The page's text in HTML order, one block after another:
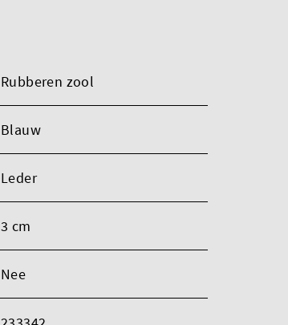
Rubberen zool
Blauw
Leder
3 cm
Nee